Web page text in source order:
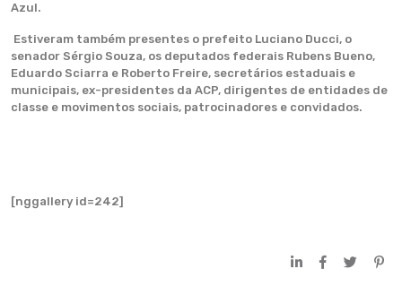
Azul.
Estiveram também presentes o prefeito Luciano Ducci, o
senador Sérgio Souza, os deputados federais Rubens Bueno,
Eduardo Sciarra e Roberto Freire, secretários estaduais e
municipais, ex-presidentes da ACP, dirigentes de entidades de
classe e movimentos sociais, patrocinadores e convidados.
[nggallery id=242]